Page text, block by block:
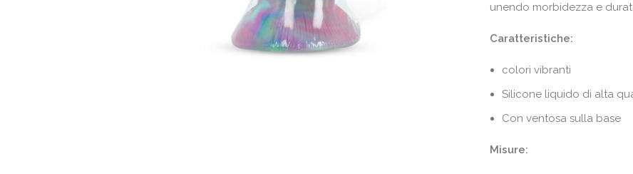
unendo morbidezza e
Caratteristiche:
colori vibranti
Silicone liquido di alta
Con ventosa sulla base
Misure: